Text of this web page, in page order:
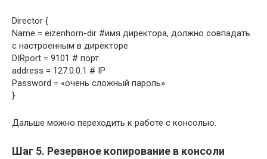
Director {
Name = eizenhorn-dir #имя директора, должно совпадать
с настроенным в директоре
DIRport = 9101 # порт
address = 127.0.0.1 # IP
Password = «очень сложный пароль»
}
Дальше можно переходить к работе с консолью.
Шаг 5. Резервное копирование в консоли